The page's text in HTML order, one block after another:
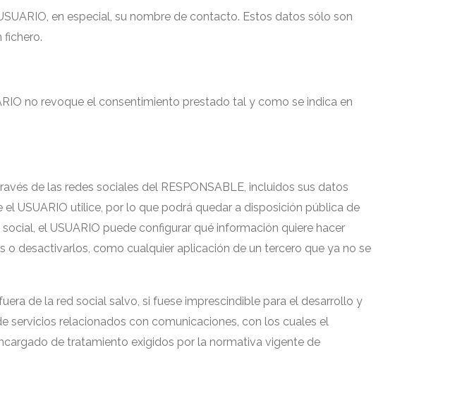
en especial, su nombre de contacto. Estos datos sólo son
fichero.
no revoque el consentimiento prestado tal y como se indica en
de las redes sociales del RESPONSABLE, incluidos sus datos
USUARIO utilice, por lo que podrá quedar a disposición pública de
el USUARIO puede configurar qué información quiere hacer
desactivarlos, como cualquier aplicación de un tercero que ya no se
de la red social salvo, si fuese imprescindible para el desarrollo y
servicios relacionados con comunicaciones, con los cuales el
de tratamiento exigidos por la normativa vigente de